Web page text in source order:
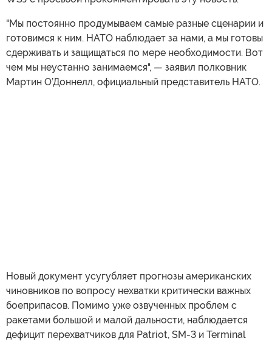
"Мы постоянно продумываем самые разные сценарии и
готовимся к ним. НАТО наблюдает за нами, а мы готовы
сдерживать и защищаться по мере необходимости. Вот
чем мы неустанно занимаемся", — заявил полковник
Мартин О’Доннелл, официальный представитель НАТО.
Новый документ усугубляет прогнозы американских
чиновников по вопросу нехватки критически важных
боеприпасов. Помимо уже озвученных проблем с
ракетами большой и малой дальности, наблюдается
дефицит перехватчиков для Patriot, SM-3 и Terminal